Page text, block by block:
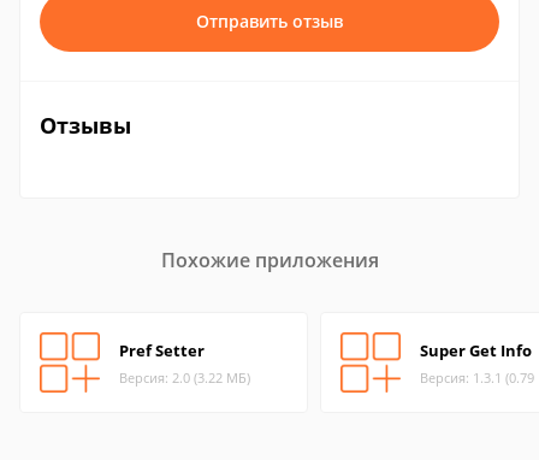
Отправить отзыв
Отзывы
Похожие приложения
Pref Setter
Версия: 2.0 (3.22 МБ)
Super Get Info
Версия: 1.3.1